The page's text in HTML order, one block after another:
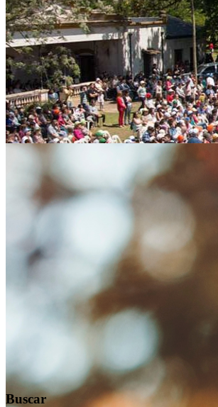
La casa de encuentro y oración…
Buscar